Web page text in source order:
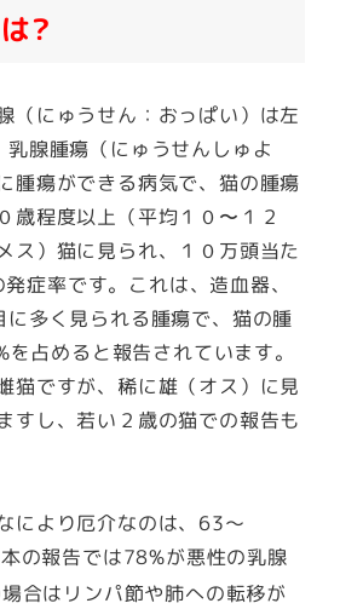
?
（にゅうせん：おっぱい）は左
腺腫瘍（にゅうせんしゅよ
腫瘍ができる病気で、猫の腫瘍
歳程度以上（平均１０〜１２
ス）猫に見られ、１０万頭当た
症率です。これは、造血器、
多く見られる腫瘍で、猫の腫
占めると報告されています。
猫ですが、稀に雄（オス）に見
すし、若い２歳の猫での報告も
より厄介なのは、 63～
の報告では78%が悪性の乳腺
合はリンパ節や肺への転移が